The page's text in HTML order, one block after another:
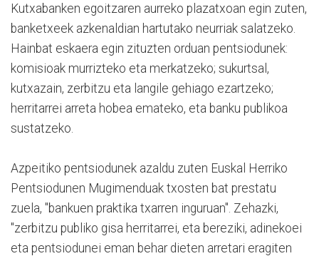
Kutxabanken egoitzaren aurreko plazatxoan egin zuten,
banketxeek azkenaldian hartutako neurriak salatzeko.
Hainbat eskaera egin zituzten orduan pentsiodunek:
komisioak murrizteko eta merkatzeko; sukurtsal,
kutxazain, zerbitzu eta langile gehiago ezartzeko;
herritarrei arreta hobea emateko, eta banku publikoa
sustatzeko.
Azpeitiko pentsiodunek azaldu zuten Euskal Herriko
Pentsiodunen Mugimenduak txosten bat prestatu
zuela, "bankuen praktika txarren inguruan". Zehazki,
"zerbitzu publiko gisa herritarrei, eta bereziki, adinekoei
eta pentsiodunei eman behar dieten arretari eragiten